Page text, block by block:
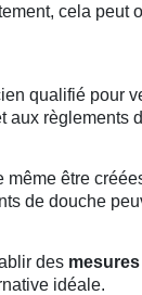
cela peut
qualifié pour
aux règlements
être
de douche
des
idéale.